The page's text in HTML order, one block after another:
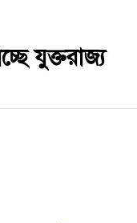
যুক্তরাজ্য